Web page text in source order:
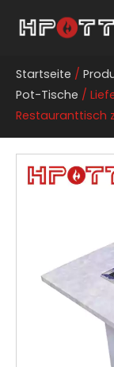
Startseite /
Pot-Tische /
Restauranttisch